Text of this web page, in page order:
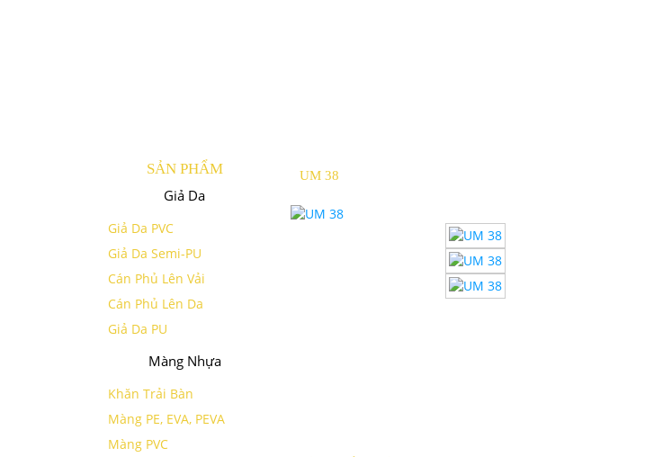
SẢN PHẨM
Giả Da
Giả Da PVC
Giả Da Semi-PU
Cán Phủ Lên Vải
Cán Phủ Lên Da
Giả Da PU
Màng Nhựa
Khăn Trải Bàn
Màng PE, EVA, PEVA
Màng PVC
UM 38